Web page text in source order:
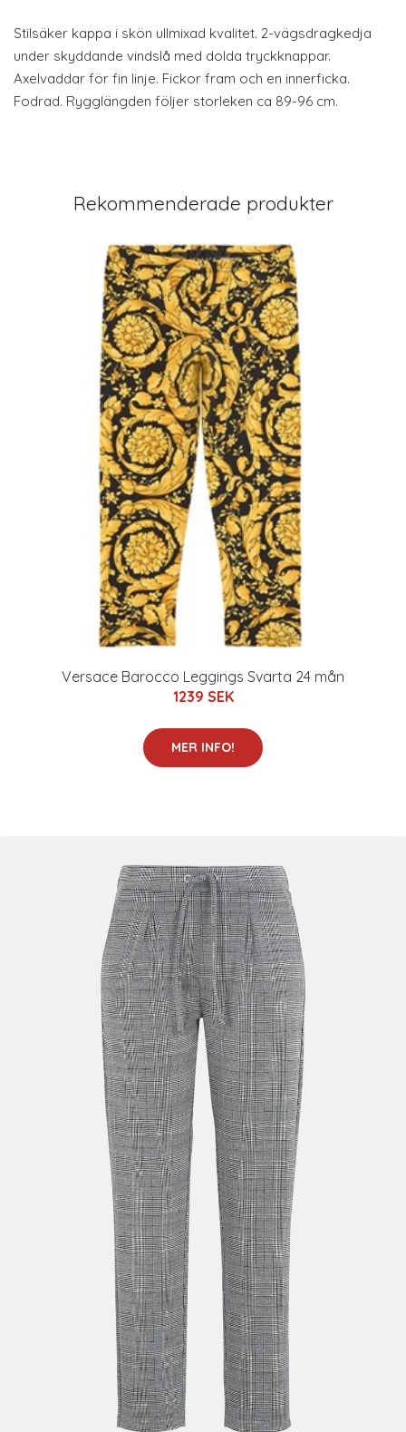
Stilsäker kappa i skön ullmixad kvalitet. 2-vägsdragkedja
under skyddande vindslå med dolda tryckknappar.
Axelvaddar för fin linje. Fickor fram och en innerficka.
Fodrad. Rygglängden följer storleken ca 89-96 cm.
Rekommenderade produkter
Versace Barocco Leggings Svarta 24 mån
1239 SEK
MER INFO!